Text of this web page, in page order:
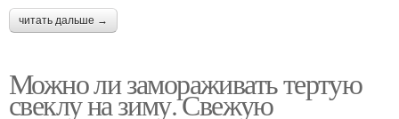
читать дальше →
Можно ли замораживать тертую
свеклу на зиму. Свежую